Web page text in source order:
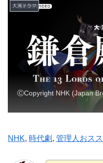
大河ドラマ
ⒸCopyright NHK (Japan
NHK, 時代劇 , 管理人おス